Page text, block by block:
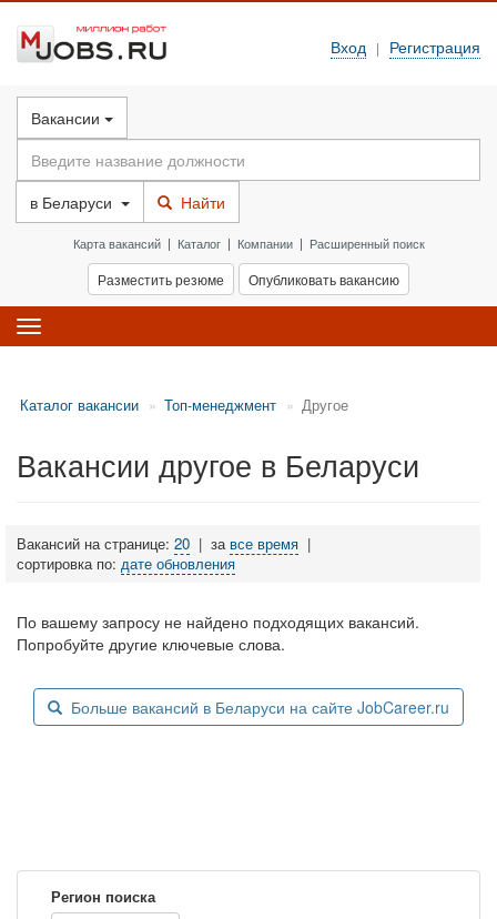
Вход | Регистрация
Вакансии
в Беларуси Найти
Карта вакансий| Каталог| Компании| Расширенный поиск
Разместить резюме Опубликовать вакансию
Toggle
navigation
Каталог вакансии Топ-менеджмент Другое
Вакансии другое в Беларуси
Вакансий на странице: 20 | за все время |
сортировка по: дате обновления
По вашему запросу не найдено подходящих вакансий.
Попробуйте другие ключевые слова.
Больше вакансий в Беларуси на сайте JobCareer.ru
Регион поиска